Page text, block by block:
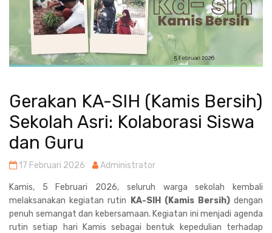
Gerakan KA-SIH (Kamis Bersih)
Sekolah Asri: Kolaborasi Siswa
dan Guru
17 Februari 2026 Administrator
Kamis, 5 Februari 2026, seluruh warga sekolah kembali
melaksanakan kegiatan rutin
KA-SIH (Kamis Bersih)dengan
penuh semangat dan kebersamaan. Kegiatan ini menjadi agenda
rutin setiap hari Kamis sebagai bentuk kepedulian terhadap